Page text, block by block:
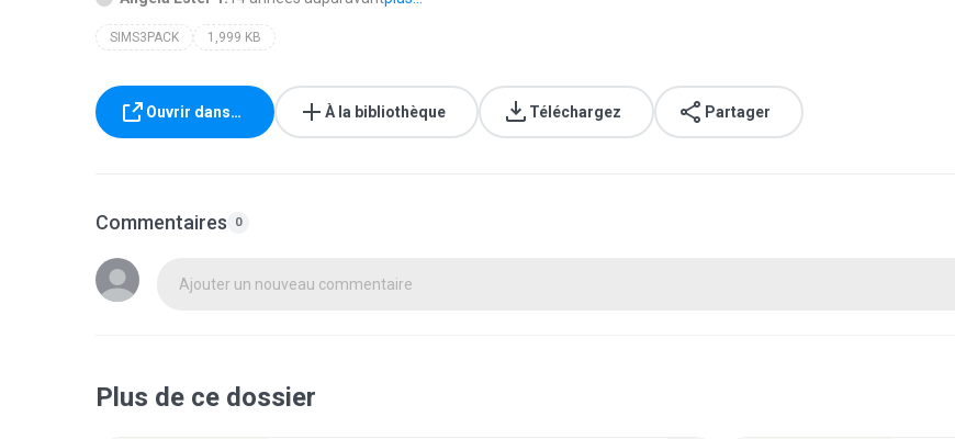
SIMS3PACK 1,999 KB
Ouvrir dans… À la bibliothèque Téléchargez Partager
Commentaires 0
Ajouter un nouveau commentaire
Plus de ce dossier